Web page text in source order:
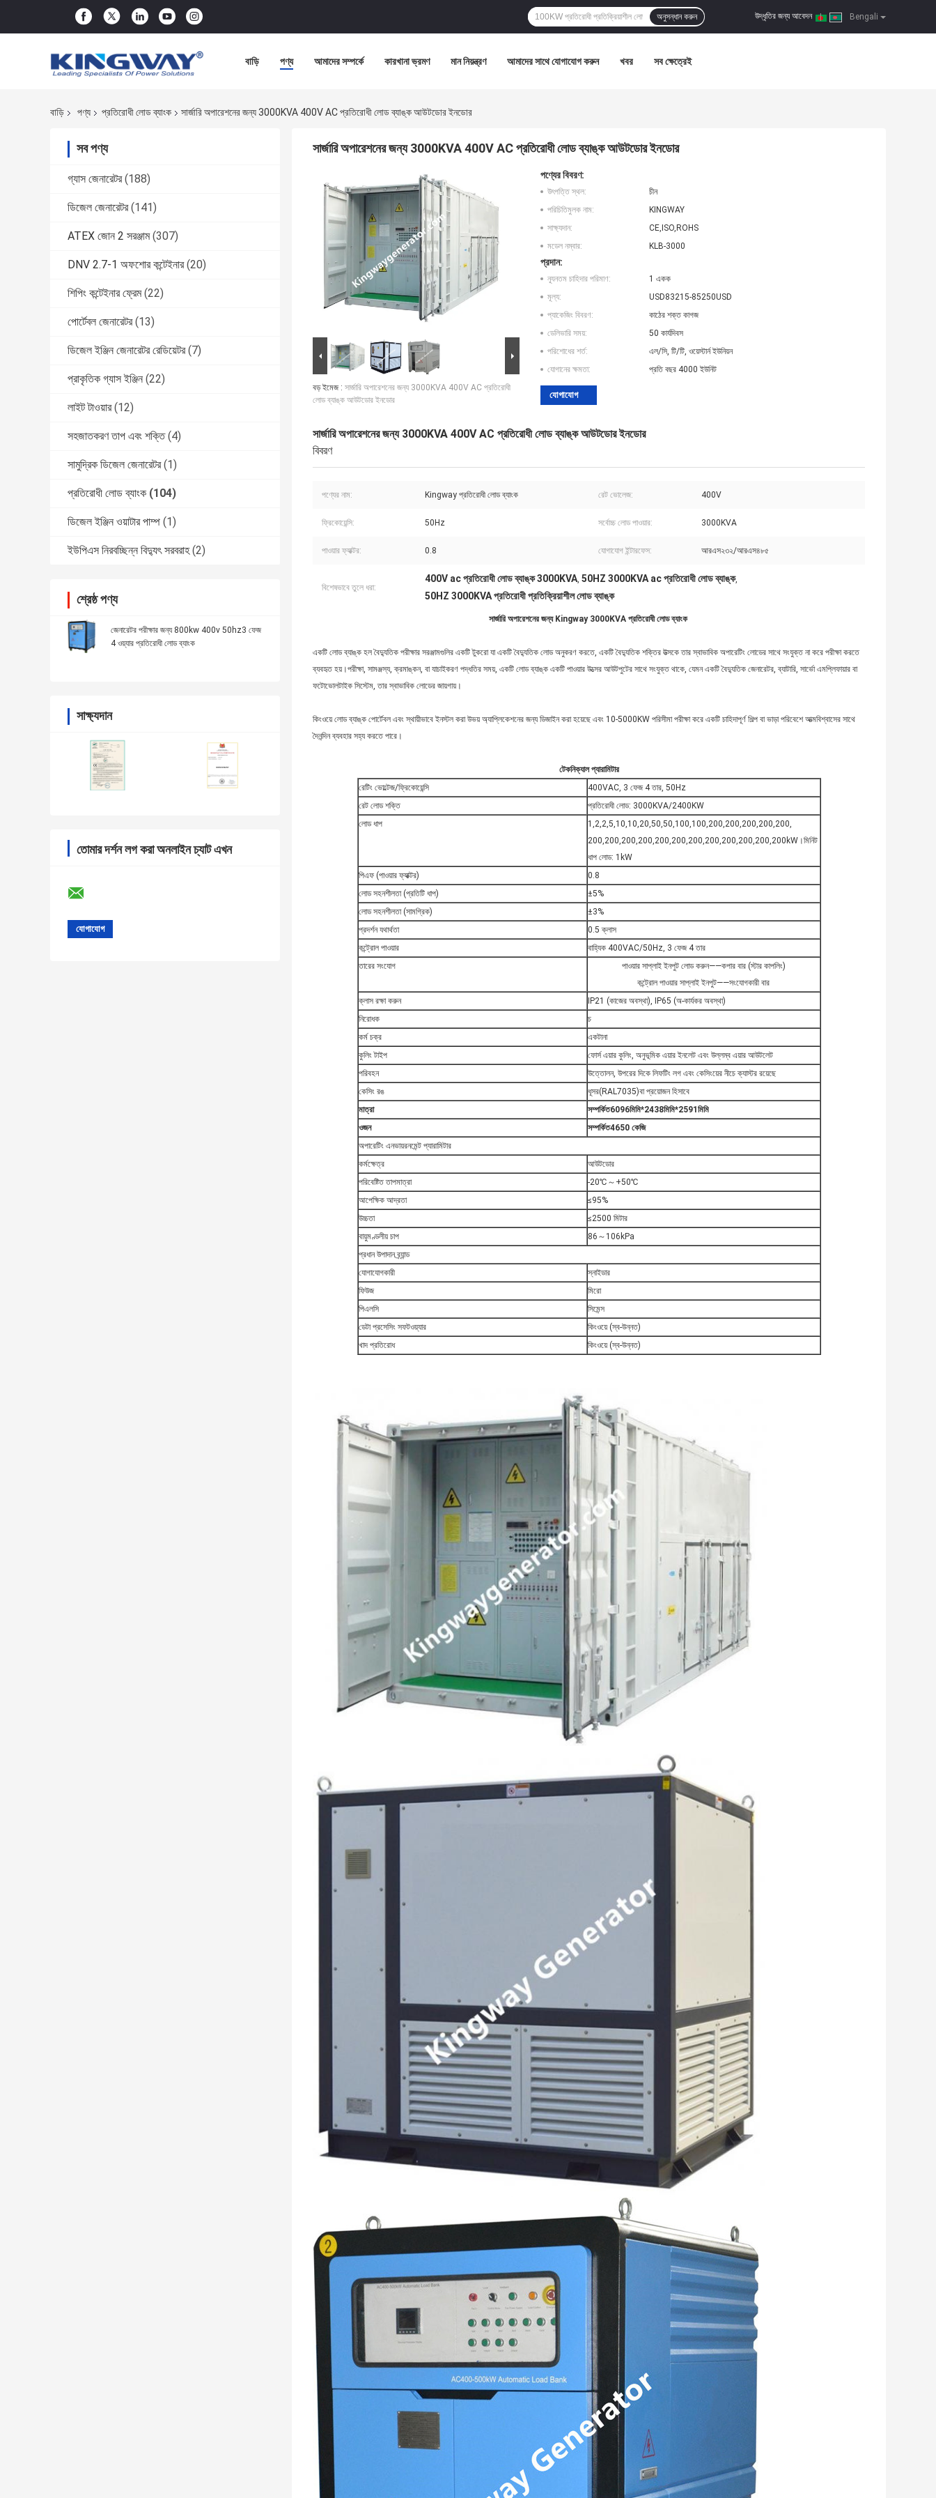
Bengali
উদ্ধৃতির জন্য আবেদন |
অনুসন্ধান করুন
বাড়ি পণ্য আমাদের সম্পর্কে কারখানা ভ্রমণ মান নিয়ন্ত্রণ আমাদের সাথে যোগাযোগ করুন খবর সব ক্ষেত্রেই
বাড়ি পণ্য প্রতিরোধী লোড ব্যাংক সার্জারি অপারেশনের জন্য 3000KVA 400V AC প্রতিরোধী লোড ব্যাঙ্ক আউটডোর ইনডোর
সব পণ্য
গ্যাস জেনারেটর (188)
ডিজেল জেনারেটর (141)
ATEX জোন 2 সরঞ্জাম (307)
DNV 2.7-1 অফশোর কন্টেইনার (20)
শিপিং কন্টেইনার ফ্রেম (22)
পোর্টেবল জেনারেটর (13)
ডিজেল ইঞ্জিন জেনারেটর রেডিয়েটর (7)
প্রাকৃতিক গ্যাস ইঞ্জিন (22)
লাইট টাওয়ার (12)
সহজাতকরণ তাপ এবং শক্তি (4)
সামুদ্রিক ডিজেল জেনারেটর (1)
প্রতিরোধী লোড ব্যাংক (104)
ডিজেল ইঞ্জিন ওয়াটার পাম্প (1)
ইউপিএস নিরবচ্ছিন্ন বিদ্যুৎ সরবরাহ (2)
শ্রেষ্ঠ পণ্য
জেনারেটর পরীক্ষার জন্য 800kw 400v 50hz3 ফেজ
4 ওয়্যার প্রতিরোধী লোড ব্যাংক
সাক্ষ্যদান
তোমার দর্শন লগ করা অনলাইন চ্যাট এখন
সার্জারি অপারেশনের জন্য 3000KVA 400V AC প্রতিরোধী লোড ব্যাঙ্ক আউটডোর ইনডোর
বড় ইমেজ : সার্জারি অপারেশনের জন্য 3000KVA 400V AC প্রতিরোধী
লোড ব্যাঙ্ক আউটডোর ইনডোর
পণ্যের বিবরণ:
উৎপত্তি স্থল:
চীন
পরিচিতিমুলক নাম:
KINGWAY
সাক্ষ্যদান:
CE,ISO,ROHS
মডেল নম্বার:
KLB-3000
প্রদান:
ন্যূনতম চাহিদার পরিমাণ:
1 একক
মূল্য:
USD83215-85250USD
প্যাকেজিং বিবরণ:
কাঠের শক্ত কাগজ
ডেলিভারি সময়:
50 কার্যদিবস
পরিশোধের শর্ত:
এল/সি, টি/টি, ওয়েস্টার্ন ইউনিয়ন
যোগানের ক্ষমতা:
প্রতি বছর 4000 ইউনিট
যোগাযোগ
সার্জারি অপারেশনের জন্য 3000KVA 400V AC প্রতিরোধী লোড ব্যাঙ্ক আউটডোর ইনডোর
বিবরণ
পণ্যের নাম: Kingway প্রতিরোধী লোড ব্যাংক রেট ভোলেজ: 400V
ফ্রিকোয়েন্সি: 50Hz সর্বোচ্চ লোড পাওয়ার: 3000KVA
পাওয়ার ফ্যাক্টর: 0.8 যোগাযোগ ইন্টারফেস: আরএস২৩২/আরএস৪৮৫
বিশেষভাবে তুলে ধরা:
400V ac প্রতিরোধী লোড ব্যাঙ্ক 3000KVA, 50HZ 3000KVA ac প্রতিরোধী লোড ব্যাঙ্ক,
50HZ 3000KVA প্রতিরোধী প্রতিক্রিয়াশীল লোড ব্যাঙ্ক
সার্জারি অপারেশনের জন্য Kingway 3000KVA প্রতিরোধী লোড ব্যাংক
একটি লোড ব্যাঙ্ক হল বৈদ্যুতিক পরীক্ষার সরঞ্জামগুলির একটি টুকরো যা একটি বৈদ্যুতিক লোড অনুকরণ করতে, একটি বৈদ্যুতিক শক্তির উত্সকে তার স্বাভাবিক অপারেটিং লোডের সাথে সংযুক্ত না করে পরীক্ষা করতে
ব্যবহৃত হয়।পরীক্ষা, সামঞ্জস্য, ক্রমাঙ্কন, বা যাচাইকরণ পদ্ধতির সময়, একটি লোড ব্যাঙ্ক একটি পাওয়ার উত্সের আউটপুটের সাথে সংযুক্ত থাকে, যেমন একটি বৈদ্যুতিক জেনারেটর, ব্যাটারি, সার্ভো এমপ্লিফায়ার বা
ফটোভোলটাইক সিস্টেম, তার স্বাভাবিক লোডের জায়গায়।
কিংওয়ে লোড ব্যাঙ্ক পোর্টেবল এবং স্থায়ীভাবে ইনস্টল করা উভয় অ্যাপ্লিকেশনের জন্য ডিজাইন করা হয়েছে এবং 10-5000KW পরিসীমা পরীক্ষা করে একটি চাহিদাপূর্ণ শিল্প বা ভাড়া পরিবেশে আত্মবিশ্বাসের সাথে
দৈনন্দিন ব্যবহার সহ্য করতে পারে।
টেকনিক্যাল প্যারামিটার
রেটিং ভোল্টেজ/ফ্রিকোয়েন্সি
400VAC, 3 ফেজ 4 তার, 50Hz
রেট লোড শক্তি
প্রতিরোধী লোড: 3000KVA/2400KW
লোড ধাপ
1,2,2,5,10,10,20,50,50,100,100,200,200,200,200,200,
200,200,200,200,200,200,200,200,200,200,200,200kW।মিনিট
ধাপ লোড: 1kW
পিএফ (পাওয়ার ফ্যাক্টর)
0.8
লোড সহনশীলতা (প্রতিটি ধাপ)
±5%
লোড সহনশীলতা (সামগ্রিক)
±3%
প্রদর্শন যথার্থতা
0.5 ক্লাস
কন্ট্রোল পাওয়ার
বাহ্যিক 400VAC/50Hz, 3 ফেজ 4 তার
তারের সংযোগ
পাওয়ার সাপ্লাই ইনপুট লোড করুন——কপার বার (স্টার কাপলিং)
কন্ট্রোল পাওয়ার সাপ্লাই ইনপুট——সংযোগকারী বার
ক্লাস রক্ষা করুন
IP21 (কাজের অবস্থা), IP65 (অ-কার্যকর অবস্থা)
নিরোধক
চ
কর্ম চক্র
একটানা
কুলিং টাইপ
ফোর্স এয়ার কুলিং, অনুভূমিক এয়ার ইনলেট এবং উল্লম্ব এয়ার আউটলেট
পরিবহন
উত্তোলন, উপরের দিকে লিফটিং লগ এবং কেসিংয়ের নীচে ক্যাস্টর রয়েছে
কেসিং রঙ
ধূসর(RAL7035)বা প্রয়োজন হিসাবে
মাত্রা
সম্পর্কিত6096মিমি*2438মিমি*2591 মিমি
ওজন
সম্পর্কিত4650 কেজি
অপারেটিং এনভায়রনমেন্ট প্যারামিটার
কর্মক্ষেত্র
আউটডোর
পরিবেষ্টিত তাপমাত্রা
-20℃～+50℃
আপেক্ষিক আদ্রতা
≤95%
উচ্চতা
≤2500 মিটার
বায়ুমণ্ডলীয় চাপ
86～106kPa
প্রধান উপাদান ব্র্যান্ড
যোগাযোগকারী
স্নাইডার
ফিউজ
মিরো
পিএলসি
সিমেন্স
ডেটা প্রসেসিং সফটওয়্যার
কিংওয়ে (স্ব-উন্নত)
খাদ প্রতিরোধ
কিংওয়ে (স্ব-উন্নত)